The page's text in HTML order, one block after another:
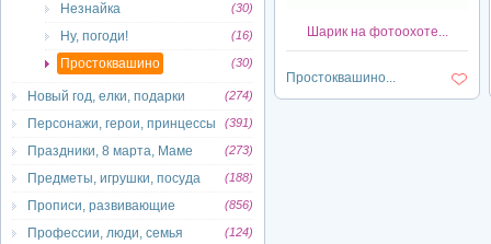
Незнайка (30)
Ну, погоди! (16)
Простоквашино (30)
Новый год, елки, подарки (274)
Персонажи, герои, принцессы (391)
Праздники, 8 марта, Маме (273)
Предметы, игрушки, посуда (188)
Прописи, развивающие (856)
Профессии, люди, семья (124)
Шарик на фотоохоте...
Простоквашино...